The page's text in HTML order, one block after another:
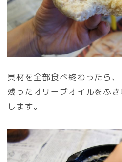
具材を全部食べ終わったら、
残ったオリーブオイルをふ
します。